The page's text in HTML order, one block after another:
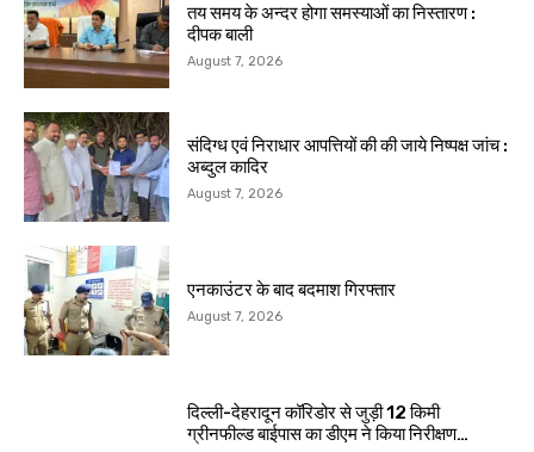
तय समय के अन्दर होगा समस्याओं का निस्तारण :
दीपक बाली
August 7, 2026
संदिग्ध एवं निराधार आपत्तियों की की जाये निष्पक्ष जांच :
अब्दुल कादिर
August 7, 2026
एनकाउंटर के बाद बदमाश गिरफ्तार
August 7, 2026
दिल्ली-देहरादून कॉरिडोर से जुड़ी 12 किमी
ग्रीनफील्ड बाईपास का डीएम ने किया निरीक्षण…